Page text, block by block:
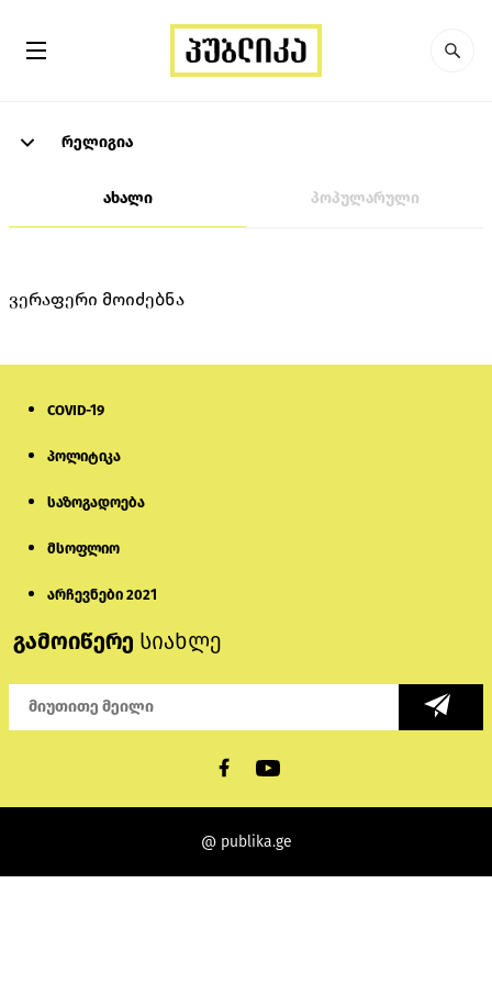
რელიგია
ახალი პოპულარული
ვერაფერი მოიძებნა
COVID-19
პოლიტიკა
საზოგადოება
მსოფლიო
არჩევნები 2021
გამოიწერე სიახლე
@ publika.ge